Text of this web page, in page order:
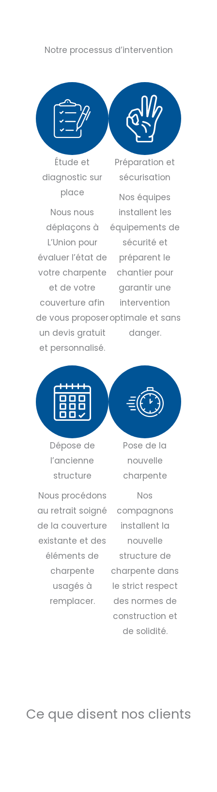
Notre processus d’intervention
Étude et
diagnostic sur
place
Nous nous
déplaçons à
L’Union pour
évaluer l’état de
votre charpente
et de votre
couverture afin
de vous proposer
un devis gratuit
et personnalisé.
Préparation et
sécurisation
Nos équipes
installent les
équipements de
sécurité et
préparent le
chantier pour
garantir une
intervention
optimale et sans
danger.
Dépose de
l’ancienne
structure
Nous procédons
au retrait soigné
de la couverture
existante et des
éléments de
charpente
usagés à
remplacer.
Pose de la
nouvelle
charpente
Nos
compagnons
installent la
nouvelle
structure de
charpente dans
le strict respect
des normes de
construction et
de solidité.
Ce que disent nos clients